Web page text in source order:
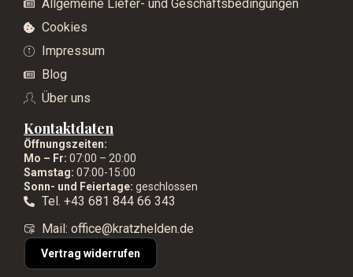
Allgemeine Liefer- und Geschäftsbedingungen
Cookies
Impressum
Blog
Über uns
Kontaktdaten
Öffnungszeiten:
Mo – Fr: 07:00 – 20:00
Samstag: 07:00-15:00
Sonn- und Feiertage: geschlossen
Tel. +43 681 844 66 343
Mail: office@kratzhelden.de
Vertrag widerrufen